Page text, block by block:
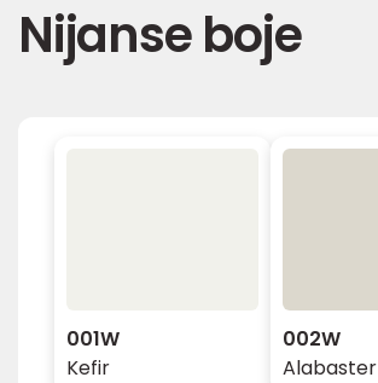
Nijanse boje
001W
Kefir
002W
Alabaster